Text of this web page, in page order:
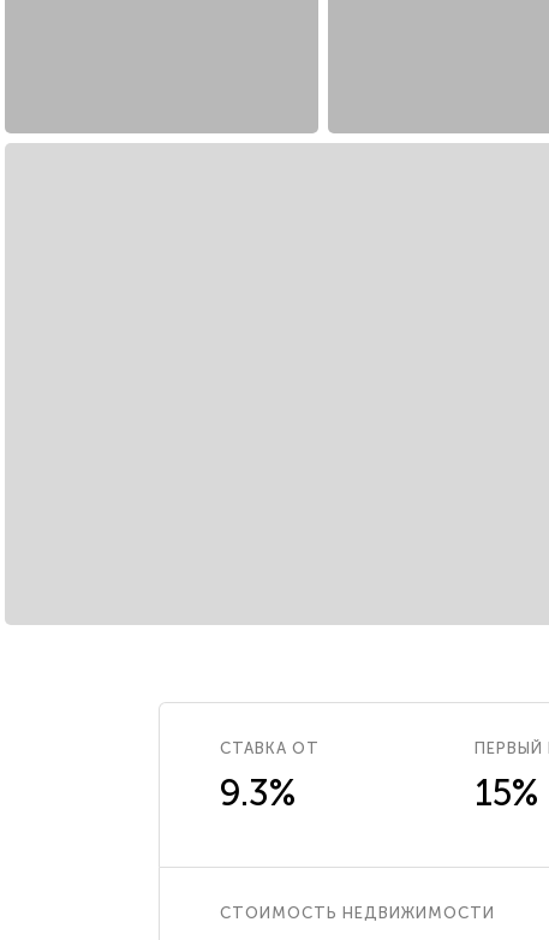
СТАВКА ОТ
9.3% 15%
СТОИМОСТЬ НЕДВИЖИМОСТИ